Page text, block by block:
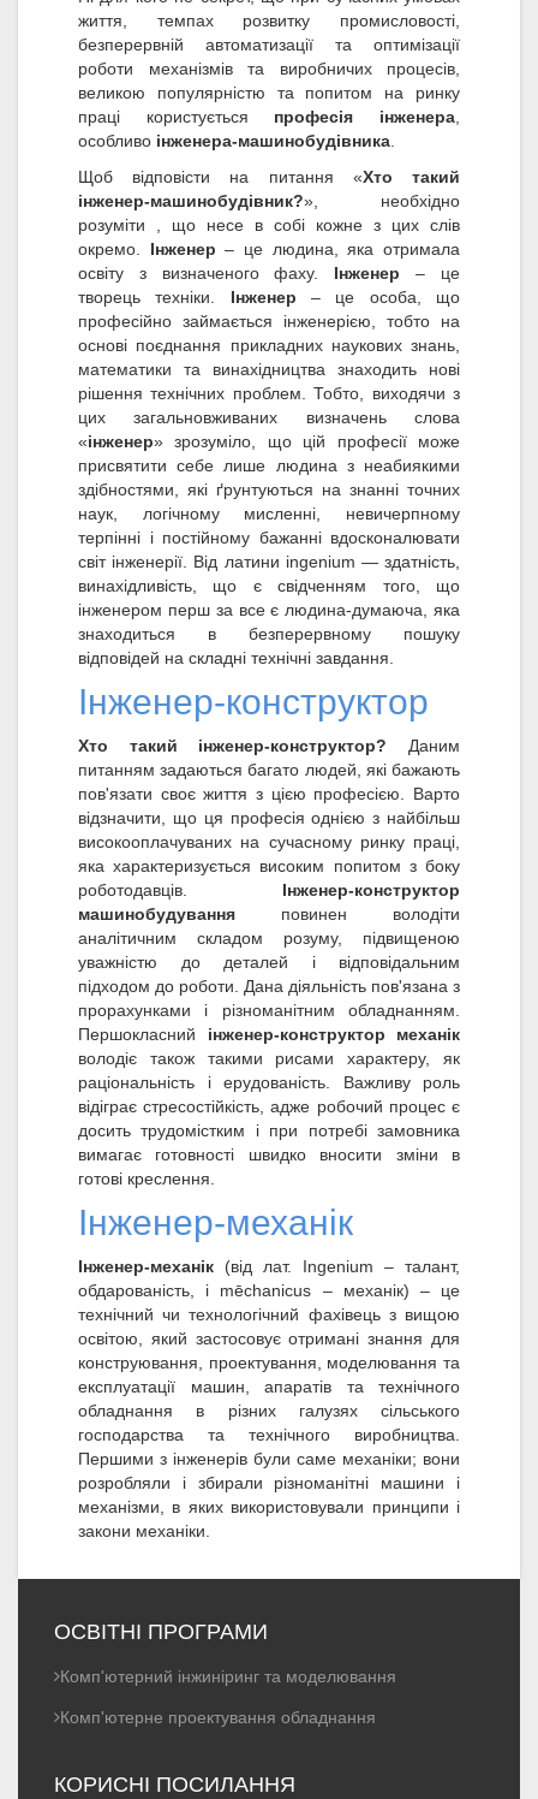
життя, темпах розвитку промисловості,
безперервній автоматизації та оптимізації
роботи механізмів та виробничих процесів,
великою популярністю та попитом на ринку
праці користується професія інженера
особливо інженера-машинобудівника
Щоб відповісти на питання «Хто такий
інженер-машинобудівник?», необхідно
розуміти , що несе в собі кожне з цих слів
окремо. Інженер – це людина, яка отримала
освіту з визначеного фаху. Інженер – це
творець техніки. Інженер – це особа, що
професійно займається інженерією, тобто на
основі поєднання прикладних наукових знань,
математики та винахідництва знаходить нові
рішення технічних проблем. Тобто, виходячи з
цих загальновживаних визначень слова
«інженер» зрозуміло, що цій професії може
присвятити себе лише людина з неабиякими
здібностями, які ґрунтуються на знанні точних
наук, логічному мисленні, невичерпному
терпінні і постійному бажанні вдосконалювати
світ інженерії. Від латини ingenium — здатність,
винахідливість, що є свідченням того, що
інженером перш за все є людина-думаюча, яка
знаходиться в безперервному пошуку
відповідей на складні технічні завдання.
Інженер-конструктор
Хто такий інженер-конструктор? Даним
питанням задаються багато людей, які бажають
пов'язати своє життя з цією професією. Варто
відзначити, що ця професія однією з найбільш
високооплачуваних на сучасному ринку праці,
яка характеризується високим попитом з боку
роботодавців. Інженер-конструктор
машинобудування повинен володіти
аналітичним складом розуму, підвищеною
уважністю до деталей і відповідальним
підходом до роботи. Дана діяльність пов'язана з
прорахунками і різноманітним обладнанням.
Першокласний інженер-конструктор механік
володіє також такими рисами характеру, як
раціональність і ерудованість. Важливу роль
відіграє стресостійкість, адже робочий процес є
досить трудомістким і при потребі замовника
вимагає готовності швидко вносити зміни в
готові креслення.
Інженер-механік
Інженер-механік (від лат. Ingenium – талант,
обдарованість, і mēchanicus – механік) – це
технічний чи технологічний фахівець з вищою
освітою, який застосовує отримані знання для
конструювання, проектування, моделювання та
експлуатації машин, апаратів та технічного
обладнання в різних галузях сільського
господарства та технічного виробництва.
Першими з інженерів були саме механіки; вони
розробляли і збирали різноманітні машини і
механізми, в яких використовували принципи і
закони механіки.
ОСВІТНІ ПРОГРАМИ
Комп'ютерний інжиніринг та моделювання
Комп'ютерне проектування обладнання
КОРИСНІ ПОСИЛАННЯ